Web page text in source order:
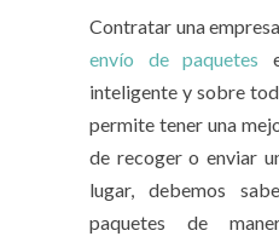
Contratar una
envío de paquetes
inteligente y sobre
permite tener una
de recoger o enviar
lugar, debemos
paquetes de